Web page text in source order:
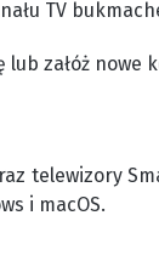
TV
załóż nowe
telewizory
i macOS.